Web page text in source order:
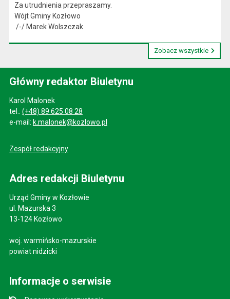
Za utrudnienia przepraszamy.
Wójt Gminy Kozłowo
/-/ Marek Wolszczak
Zobacz wszystkie
Główny redaktor Biuletynu
Karol Malonek
tel.: (+48) 89 625 08 28
e-mail: k.malonek@kozlowo.pl
Zespół redakcyjny
Adres redakcji Biuletynu
Urząd Gminy w Kozłowie
ul. Mazurska 3
13-124 Kozłowo
woj. warmińsko-mazurskie
powiat nidzicki
Informacje o serwisie